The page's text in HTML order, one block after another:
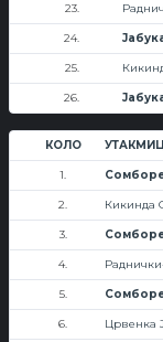
23.
24.
25.
26.
КОЛО
1.
2. Кикинда
3.
4.
5.
6. Црвенка